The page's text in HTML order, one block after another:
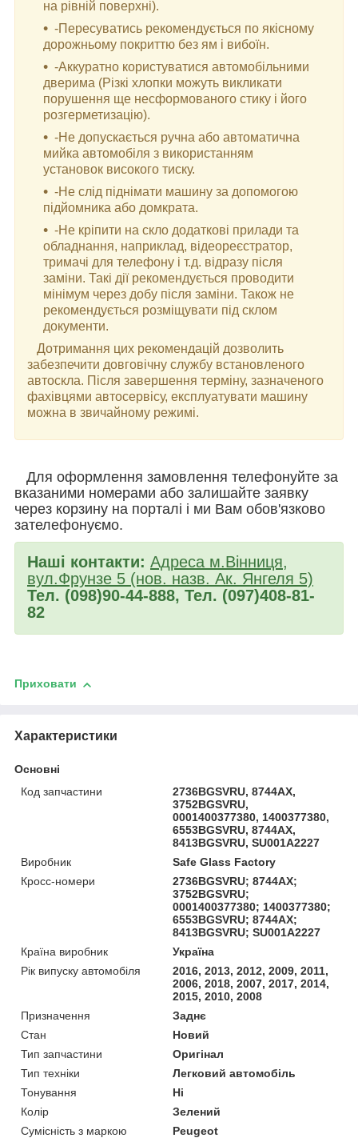
на рівній поверхні).
-Пересуватись рекомендується по якісному
дорожньому покриттю без ям і вибоїн.
-Аккуратно користуватися автомобільними
дверима (Різкі хлопки можуть викликати
порушення ще несформованого стику і його
розгерметизацію).
-Не допускається ручна або автоматична
мийка автомобіля з використанням
установок високого тиску.
-Не слід піднімати машину за допомогою
підйомника або домкрата.
-Не кріпити на скло додаткові прилади та
обладнання, наприклад, відеореєстратор,
тримачі для телефону і т.д. відразу після
заміни. Такі дії рекомендується проводити
мінімум через добу після заміни. Також не
рекомендується розміщувати під склом
документи.
Дотримання цих рекомендацій дозволить
забезпечити довговічну службу встановленого
автоскла. Після завершення терміну, зазначеного
фахівцями автосервісу, експлуатувати машину
можна в звичайному режимі.
Для оформлення замовлення телефонуйте за
вказаними номерами або залишайте заявку
через корзину на порталі і ми Вам обов'язково
зателефонуємо.
Наші контакти: Адреса м.Вінниця,
вул.Фрунзе 5 (нов. назв. Ак. Янгеля 5)
Тел. (098)90-44-888, Тел. (097)408-81-
82
Приховати
Характеристики
Основні
Код запчастини
2736BGSVRU, 8744AX,
3752BGSVRU,
0001400377380, 1400377380,
6553BGSVRU, 8744AX,
8413BGSVRU, SU001A2227
Виробник
Safe Glass Factory
Кросс-номери
2736BGSVRU; 8744AX;
3752BGSVRU;
0001400377380; 1400377380;
6553BGSVRU; 8744AX;
8413BGSVRU; SU001A2227
Країна виробник
Україна
Рік випуску автомобіля
2016, 2013, 2012, 2009, 2011,
2006, 2018, 2007, 2017, 2014,
2015, 2010, 2008
Призначення
Заднє
Стан
Новий
Тип запчастини
Оригінал
Тип техніки
Легковий автомобіль
Тонування
Ні
Колір
Зелений
Сумісність з маркою
Peugeot